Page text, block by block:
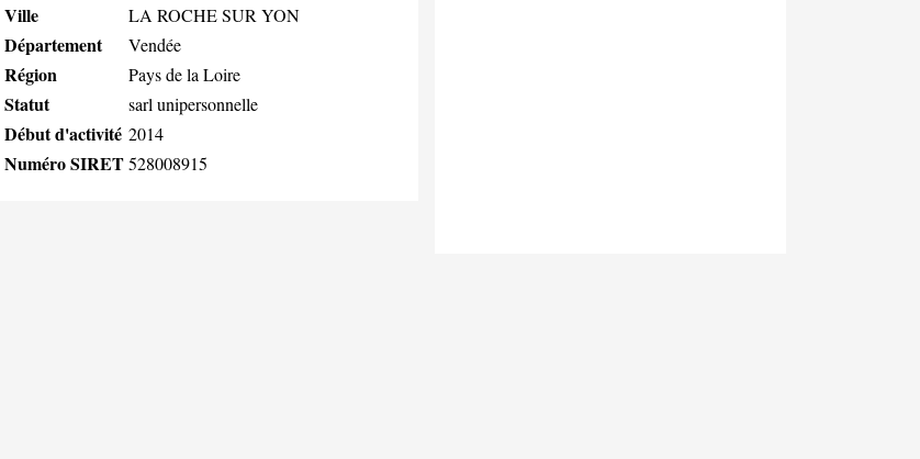
Ville LA ROCHE SUR YON
Département Vendée
Région Pays de la Loire
Statut sarl unipersonnelle
Début d'activité 2014
Numéro SIRET528008915